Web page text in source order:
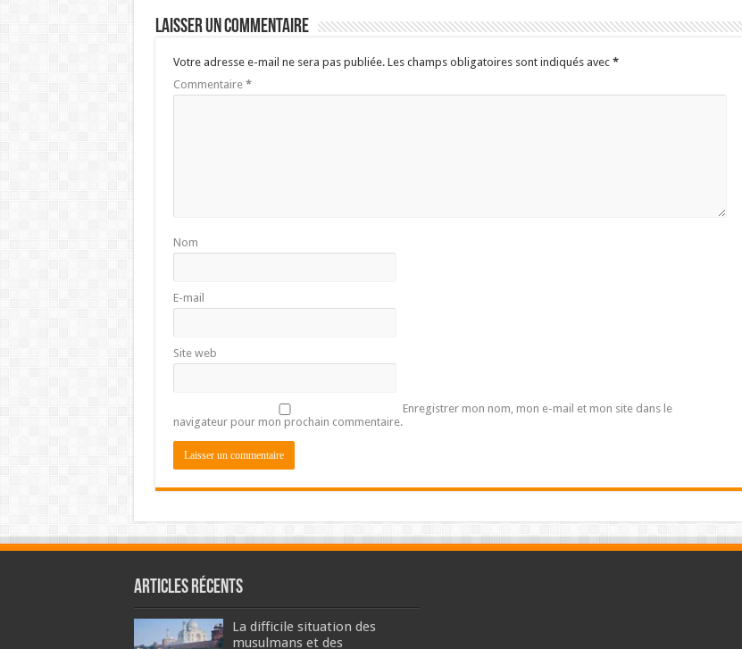
Laisser un commentaire
Votre adresse e-mail ne sera pas publiée. Les champs obligatoires sont indiqués avec *
Commentaire *
Nom
E-mail
Site web
Enregistrer mon nom, mon e-mail et mon site dans le
navigateur pour mon prochain commentaire.
Articles récents
La difficile situation des
musulmans et des